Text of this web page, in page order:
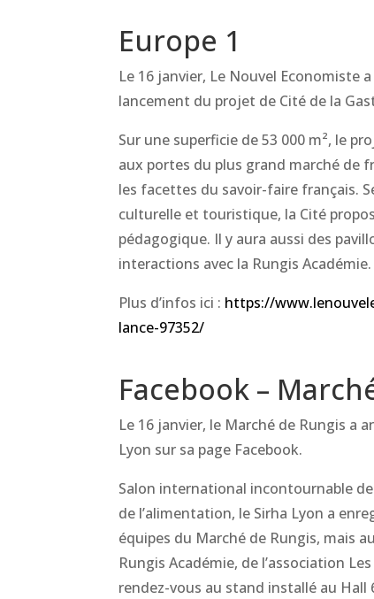
Europe 1
Le 16 janvier, Le Nouvel Economiste
lancement du projet de Cité de la
Sur une superficie de 53 000 m², le
aux portes du plus grand marché de
les facettes du savoir-faire français.
culturelle et touristique, la Cité
pédagogique. Il y aura aussi des
interactions avec la Rungis Académie.
Plus d’infos ici : https://
lance-97352/
Facebook –
Le 16 janvier, le Marché de Rungis a
Lyon sur sa page Facebook.
Salon international incontournable
de l’alimentation, le Sirha Lyon a
équipes du Marché de Rungis, mais
Rungis Académie, de l’association
rendez-vous au stand installé au Hall